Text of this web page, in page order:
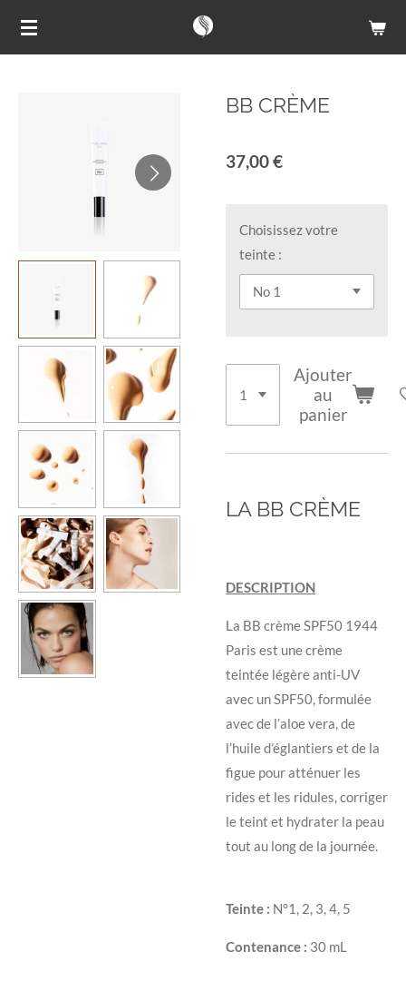
Passer
BB CRÈME
37,00 €
Choisissez votre
teinte :
Ajouter
au
panier
LA BB CRÈME
DESCRIPTION
La BB crème SPF50 1944
Paris est une crème
teintée légère anti-UV
avec un SPF50, formulée
avec de l’aloe vera, de
l’huile d’églantiers et de la
figue pour atténuer les
rides et les ridules, corriger
le teint et hydrater la peau
tout au long de la journée.
Teinte : N°1, 2, 3, 4, 5
Contenance : 30 mL